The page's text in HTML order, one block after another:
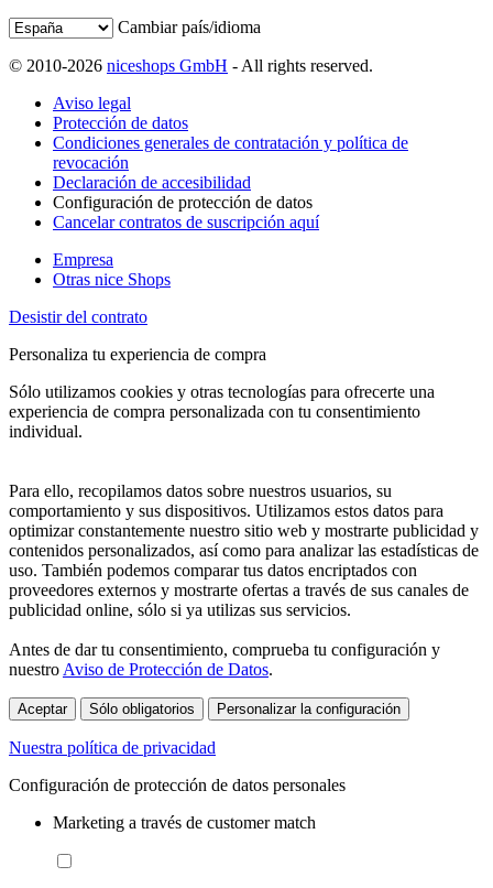
Cambiar país/idioma
© 2010-2026 niceshops GmbH - All rights reserved.
Aviso legal
Protección de datos
Condiciones generales de contratación y política de
revocación
Declaración de accesibilidad
Configuración de protección de datos
Cancelar contratos de suscripción aquí
Empresa
Otras nice Shops
Desistir del contrato
Personaliza tu experiencia de compra
Sólo utilizamos cookies y otras tecnologías para ofrecerte una
experiencia de compra personalizada con tu consentimiento
individual.
Para ello, recopilamos datos sobre nuestros usuarios, su
comportamiento y sus dispositivos. Utilizamos estos datos para
optimizar constantemente nuestro sitio web y mostrarte publicidad y
contenidos personalizados, así como para analizar las estadísticas de
uso. También podemos comparar tus datos encriptados con
proveedores externos y mostrarte ofertas a través de sus canales de
publicidad online, sólo si ya utilizas sus servicios.
Antes de dar tu consentimiento, comprueba tu configuración y
nuestro Aviso de Protección de Datos.
Aceptar Sólo obligatorios Personalizar la configuración
Nuestra política de privacidad
Configuración de protección de datos personales
Marketing a través de customer match